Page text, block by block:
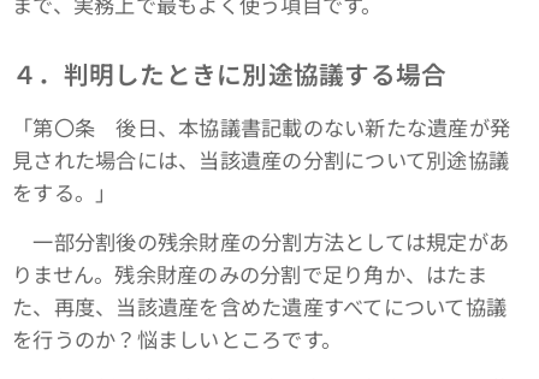
４．判明したときに別途協議する場合
「第〇条 後日、本協議書記載のない新たな遺産が発
見された場合には、当該遺産の分割について別途協議
をする。」
一部分割後の残余財産の分割方法としては規定があ
りません。残余財産のみの分割で足り角か、はたま
た、再度、当該遺産を含めた遺産すべてについて協議
を行うのか？悩ましいところです。